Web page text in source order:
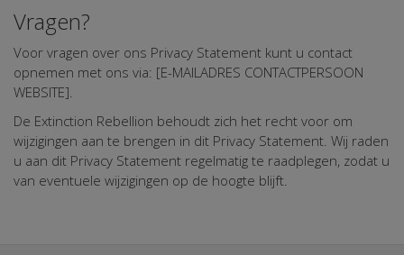
Vragen?
Voor vragen over ons Privacy Statement kunt u contact
opnemen met ons via: [E-MAILADRES CONTACTPERSOON
WEBSITE].
De Extinction Rebellion behoudt zich het recht voor om
wijzigingen aan te brengen in dit Privacy Statement. Wij raden
u aan dit Privacy Statement regelmatig te raadplegen, zodat u
van eventuele wijzigingen op de hoogte blijft.